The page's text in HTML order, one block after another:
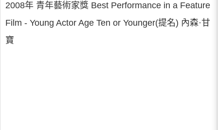
2008年 青年藝術家獎 Best Performance in a Feature
Film - Young Actor Age Ten or Younger(提名) 內森·甘
寶